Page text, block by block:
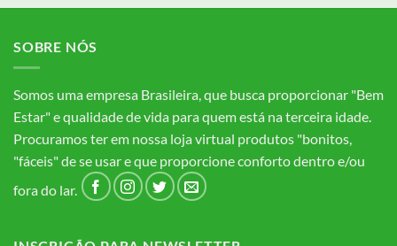
SOBRE NÓS
Somos uma empresa Brasileira, que busca proporcionar "Bem
Estar" e qualidade de vida para quem está na terceira idade.
Procuramos ter em nossa loja virtual produtos "bonitos,
"fáceis" de se usar e que proporcione conforto dentro e/ou
fora do lar.